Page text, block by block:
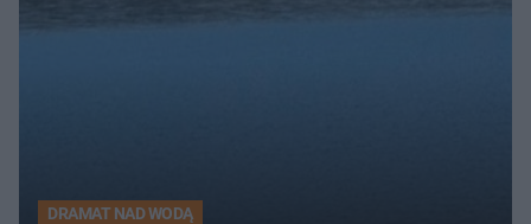
DRAMAT NAD WODĄ